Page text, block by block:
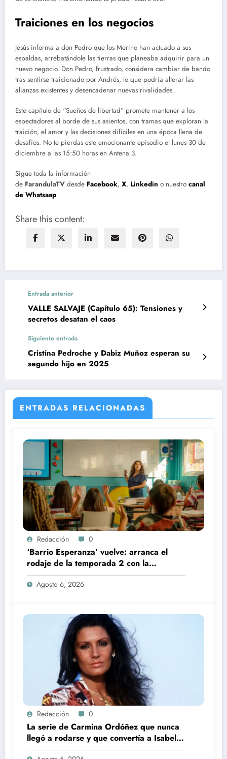
Traiciones en los negocios
Jesús informa a don Pedro que los Merino han actuado a sus
espaldas, arrebatándole las tierras que planeaba adquirir para un
nuevo negocio. Don Pedro, frustrado, considera cambiar de bando
tras sentirse traicionado por Andrés, lo que podría alterar las
alianzas existentes y desencadenar nuevas rivalidades.
Este capítulo de “Sueños de libertad” promete mantener a los
espectadores al borde de sus asientos, con tramas que exploran la
traición, el amor y las decisiones difíciles en una época llena de
desafíos. No te pierdas este emocionante episodio el lunes 30 de
diciembre a las 15:50 horas en Antena 3.
Sigue toda la información
de FarandulaTV desde Facebook, X, Linkedin o nuestro canal
de Whatsaap
Share this content:
Entrada anterior
VALLE SALVAJE (Capítulo 65): Tensiones y
secretos desatan el caos
Siguiente entrada
Cristina Pedroche y Dabiz Muñoz esperan su
segundo hijo en 2025
ENTRADAS RELACIONADAS
Redacción 0
‘Barrio Esperanza’ vuelve: arranca el
rodaje de la temporada 2 con la
incorporación de María Castro
Agosto 6, 2026
Redacción 0
La serie de Carmina Ordóñez que nunca
llegó a rodarse y que convertía a Isabel
Pantoja en la gran antagonista